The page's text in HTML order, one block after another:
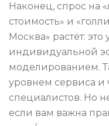
Наконец, спрос на
стоимость» и
Москва» растёт:
индивидуальной
моделированием.
уровнем сервиса и
специалистов. Но
если вам важна